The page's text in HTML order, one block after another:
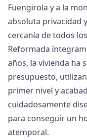
Fuengirola y a la
absoluta privacidad
cercanía de todos
Reformada
años, la vivienda ha
presupuesto,
primer nivel y
cuidadosamente
para conseguir un
atemporal.